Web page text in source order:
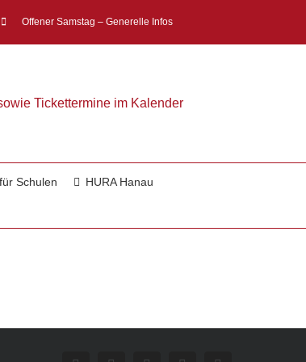
Offener Samstag – Generelle Infos
Tickettermine im Kalender
Schulen HURA Hanau